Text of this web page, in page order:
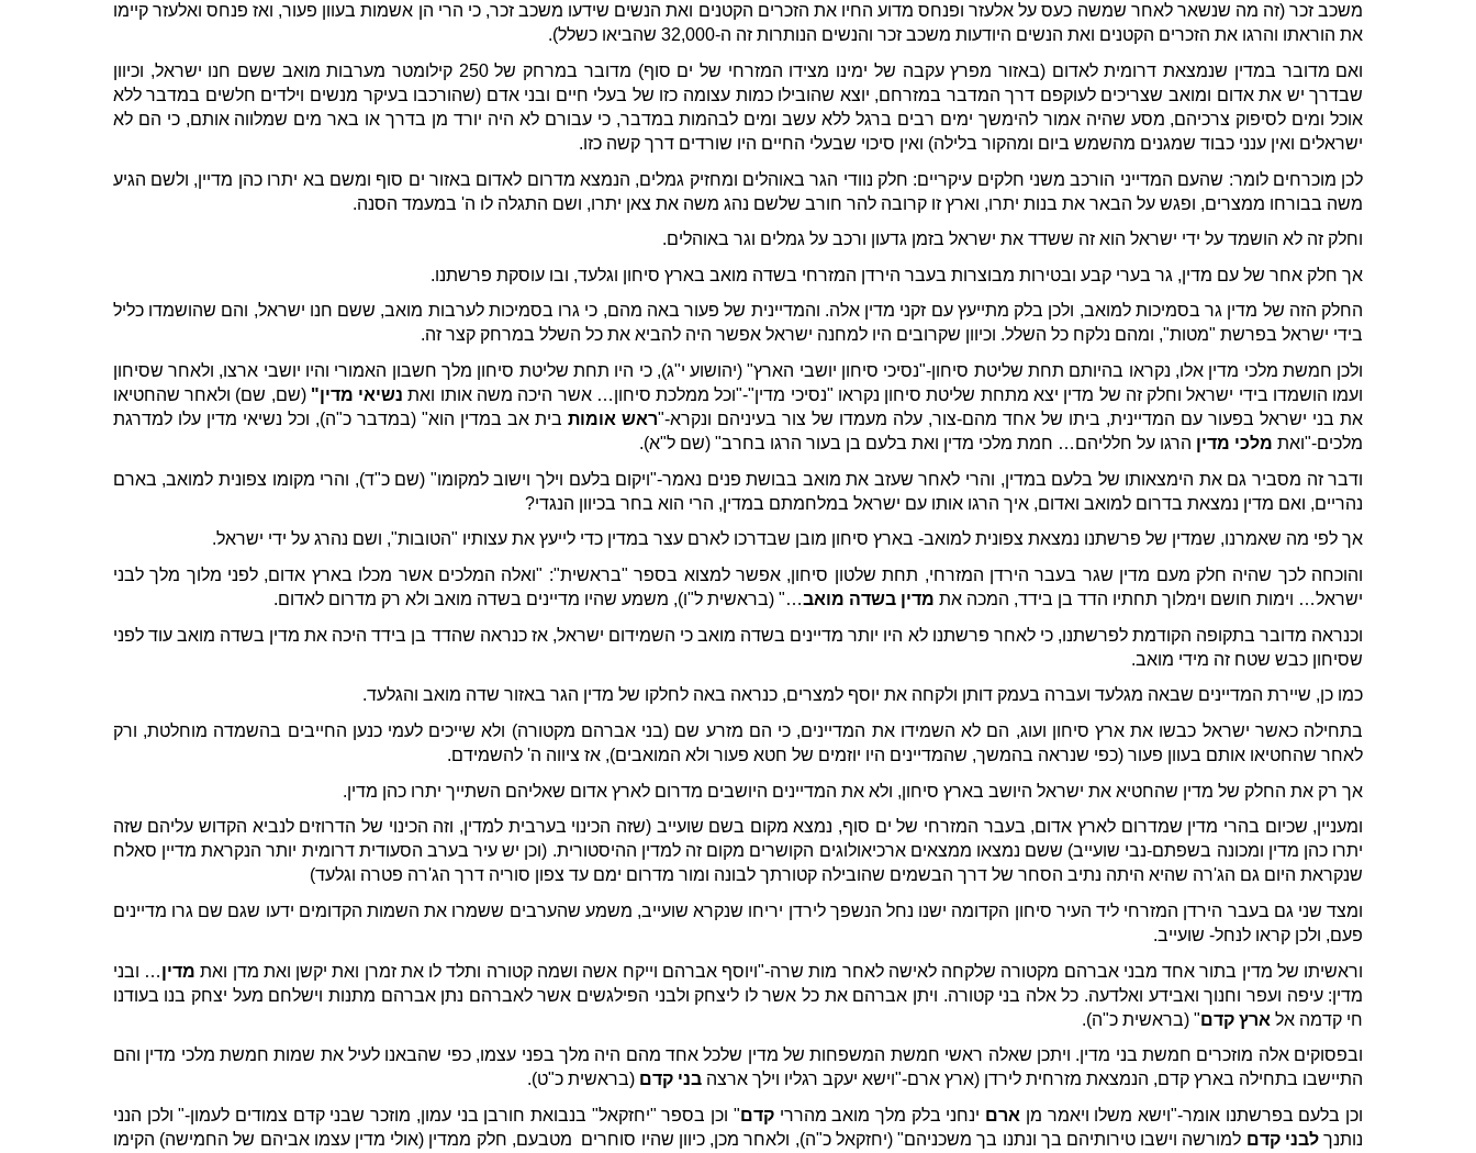
משכב זכר (זה מה שנשאר לאחר שמשה כעס על אלעזר ופנחס מדוע החיו את הזכרים הקטנים ואת הנשים שידעו משכב זכר, כי הרי הן אשמות בעוון פעור, ואז פנחס ואלעזר קיימו
את הוראתו והרגו את הזכרים הקטנים ואת הנשים היודעות משכב זכר והנשים הנותרות זה ה-32,000 שהביאו כשלל).
ואם מדובר במדין שנמצאת דרומית לאדום (באזור מפרץ עקבה של ימינו מצידו המזרחי של ים סוף) מדובר במרחק של 250 קילומטר מערבות מואב ששם חנו ישראל, וכיוון
שבדרך יש את אדום ומואב שצריכים לעוקפם דרך המדבר במזרחם, יוצא שהובילו כמות עצומה כזו של בעלי חיים ובני אדם (שהורכבו בעיקר מנשים וילדים חלשים במדבר ללא
אוכל ומים לסיפוק צרכיהם, מסע שהיה אמור להימשך ימים רבים ברגל ללא עשב ומים לבהמות במדבר, כי עבורם לא היה יורד מן בדרך או באר מים שמלווה אותם, כי הם לא
ישראלים ואין ענני כבוד שמגנים מהשמש ביום ומהקור בלילה) ואין סיכוי שבעלי החיים היו שורדים דרך קשה כזו.
לכן מוכרחים לומר: שהעם המדייני הורכב משני חלקים עיקריים: חלק נוודי הגר באוהלים ומחזיק גמלים, הנמצא מדרום לאדום באזור ים סוף ומשם בא יתרו כהן מדיין, ולשם הגיע
משה בבורחו ממצרים, ופגש על הבאר את בנות יתרו, וארץ זו קרובה להר חורב שלשם נהג משה את צאן יתרו, ושם התגלה לו ה' במעמד הסנה.
וחלק זה לא הושמד על ידי ישראל הוא זה ששדד את ישראל בזמן גדעון ורכב על גמלים וגר באוהלים.
אך חלק אחר של עם מדין, גר בערי קבע ובטירות מבוצרות בעבר הירדן המזרחי בשדה מואב בארץ סיחון וגלעד, ובו עוסקת פרשתנו.
החלק הזה של מדין גר בסמיכות למואב, ולכן בלק מתייעץ עם זקני מדין אלה. והמדיינית של פעור באה מהם, כי גרו בסמיכות לערבות מואב, ששם חנו ישראל, והם שהושמדו כליל
בידי ישראל בפרשת "מטות", ומהם נלקח כל השלל. וכיוון שקרובים היו למחנה ישראל אפשר היה להביא את כל השלל במרחק קצר זה.
ולכן חמשת מלכי מדין אלו, נקראו בהיותם תחת שליטת סיחון-"נסיכי סיחון יושבי הארץ" (יהושוע י"ג), כי היו תחת שליטת סיחון מלך חשבון האמורי והיו יושבי ארצו, ולאחר שסיחון
ועמו הושמדו בידי ישראל וחלק זה של מדין יצא מתחת שליטת סיחון נקראו "נסיכי מדין"-"וכל ממלכת סיחון… אשר היכה משה אותו ואת נשיאי מדין"(שם, שם) ולאחר שהחטיאו
את בני ישראל בפעור עם המדיינית, ביתו של אחד מהם-צור, עלה מעמדו של צור בעיניהם ונקרא-"ראש אומות בית אב במדין הוא" (במדבר כ"ה), וכל נשיאי מדין עלו למדרגת
מלכים-"ואת מלכי מדין הרגו על חלליהם… חמת מלכי מדין ואת בלעם בן בעור הרגו בחרב" (שם ל"א).
ודבר זה מסביר גם את הימצאותו של בלעם במדין, והרי לאחר שעזב את מואב בבושת פנים נאמר-"ויקום בלעם וילך וישוב למקומו" (שם כ"ד), והרי מקומו צפונית למואב, בארם
נהריים, ואם מדין נמצאת בדרום למואב ואדום, איך הרגו אותו עם ישראל במלחמתם במדין, הרי הוא בחר בכיוון הנגדי?
אך לפי מה שאמרנו, שמדין של פרשתנו נמצאת צפונית למואב- בארץ סיחון מובן שבדרכו לארם עצר במדין כדי לייעץ את עצותיו "הטובות", ושם נהרג על ידי ישראל.
והוכחה לכך שהיה חלק מעם מדין שגר בעבר הירדן המזרחי, תחת שלטון סיחון, אפשר למצוא בספר "בראשית": "ואלה המלכים אשר מכלו בארץ אדום, לפני מלוך מלך לבני
ישראל… וימות חושם וימלוך תחתיו הדד בן בידד, המכה את מדין בשדה מואב…" (בראשית ל"ו), משמע שהיו מדיינים בשדה מואב ולא רק מדרום לאדום.
וכנראה מדובר בתקופה הקודמת לפרשתנו, כי לאחר פרשתנו לא היו יותר מדיינים בשדה מואב כי השמידום ישראל, אז כנראה שהדד בן בידד היכה את מדין בשדה מואב עוד לפני
שסיחון כבש שטח זה מידי מואב.
כמו כן, שיירת המדיינים שבאה מגלעד ועברה בעמק דותן ולקחה את יוסף למצרים, כנראה באה לחלקו של מדין הגר באזור שדה מואב והגלעד.
בתחילה כאשר ישראל כבשו את ארץ סיחון ועוג, הם לא השמידו את המדיינים, כי הם מזרע שם (בני אברהם מקטורה) ולא שייכים לעמי כנען החייבים בהשמדה מוחלטת, ורק
לאחר שהחטיאו אותם בעוון פעור (כפי שנראה בהמשך, שהמדיינים היו יוזמים של חטא פעור ולא המואבים), אז ציווה ה' להשמידם.
אך רק את החלק של מדין שהחטיא את ישראל היושב בארץ סיחון, ולא את המדיינים היושבים מדרום לארץ אדום שאליהם השתייך יתרו כהן מדין.
ומעניין, שכיום בהרי מדין שמדרום לארץ אדום, בעבר המזרחי של ים סוף, נמצא מקום בשם שועייב (שזה הכינוי בערבית למדין, וזה הכינוי של הדרוזים לנביא הקדוש עליהם שזה
יתרו כהן מדין ומכונה בשפתם-נבי שועייב) ששם נמצאו ממצאים ארכיאולוגים הקושרים מקום זה למדין ההיסטורית. (וכן יש עיר בערב הסעודית דרומית יותר הנקראת מדיין סאלח
שנקראת היום גם הג'רה שהיא היתה נתיב הסחר של דרך הבשמים שהובילה קטורתך לבונה ומור מדרום ימם עד צפון סוריה דרך הג'רה פטרה וגלעד)
ומצד שני גם בעבר הירדן המזרחי ליד העיר סיחון הקדומה ישנו נחל הנשפך לירדן יריחו שנקרא שועייב, משמע שהערבים ששמרו את השמות הקדומים ידעו שגם שם גרו מדיינים
פעם, ולכן קראו לנחל- שועייב.
וראשיתו של מדין בתור אחד מבני אברהם מקטורה שלקחה לאישה לאחר מות שרה-"ויוסף אברהם וייקח אשה ושמה קטורה ותלד לו את זמרן ואת יקשן ואת מדן ואת מדין… ובני
מדין: עיפה ועפר וחנוך ואבידע ואלדעה. כל אלה בני קטורה. ויתן אברהם את כל אשר לו ליצחק ולבני הפילגשים אשר לאברהם נתן אברהם מתנות וישלחם מעל יצחק בנו בעודנו
חי קדמה אל ארץ קדם" (בראשית כ"ה).
ובפסוקים אלה מוזכרים חמשת בני מדין. ויתכן שאלה ראשי חמשת המשפחות של מדין שלכל אחד מהם היה מלך בפני עצמו, כפי שהבאנו לעיל את שמות חמשת מלכי מדין והם
התיישבו בתחילה בארץ קדם, הנמצאת מזרחית לירדן (ארץ ארם-"וישא יעקב רגליו וילך ארצה בני קדם (בראשית כ"ט).
וכן בלעם בפרשתנו אומר-"וישא משלו ויאמר מן ארם ינחני בלק מלך מואב מהרריקדם" וכן בספר "יחזקאל" בנבואת חורבן בני עמון, מוזכר שבני קדם צמודים לעמון-" ולכן הנני
נותנךלבני קדם למורשה וישבו טירותיהם בך ונתנו בך משכניהם" (יחזקאל כ"ה), ולאחר מכן, כיוון שהיו סוחרים מטבעם, חלק ממדין (אולי מדין עצמו אביהם של החמישה) הקימו